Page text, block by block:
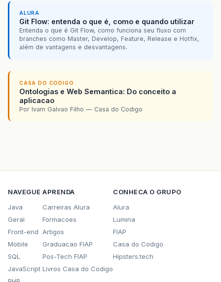
ALURA
Git Flow: entenda o que é, como e quando utilizar
Entenda o que é Git Flow, como funciona seu fluxo com
branches como Master, Develop, Feature, Release e Hotfix,
além de vantagens e desvantagens.
CASA DO CODIGO
Ontologias e Web Semantica: Do conceito a
aplicacao
Por Ivam Galvao Filho — Casa do Codigo
NAVEGUE
Java
Geral
Front-end
Mobile
SQL
JavaScript
APRENDA
Carreiras Alura
Formacoes
Artigos
Graduacao FIAP
Pos-Tech FIAP
Livros Casa do Codigo
CONHECA O GRUPO
Alura
Lumina
FIAP
Casa do Codigo
Hipsters.tech